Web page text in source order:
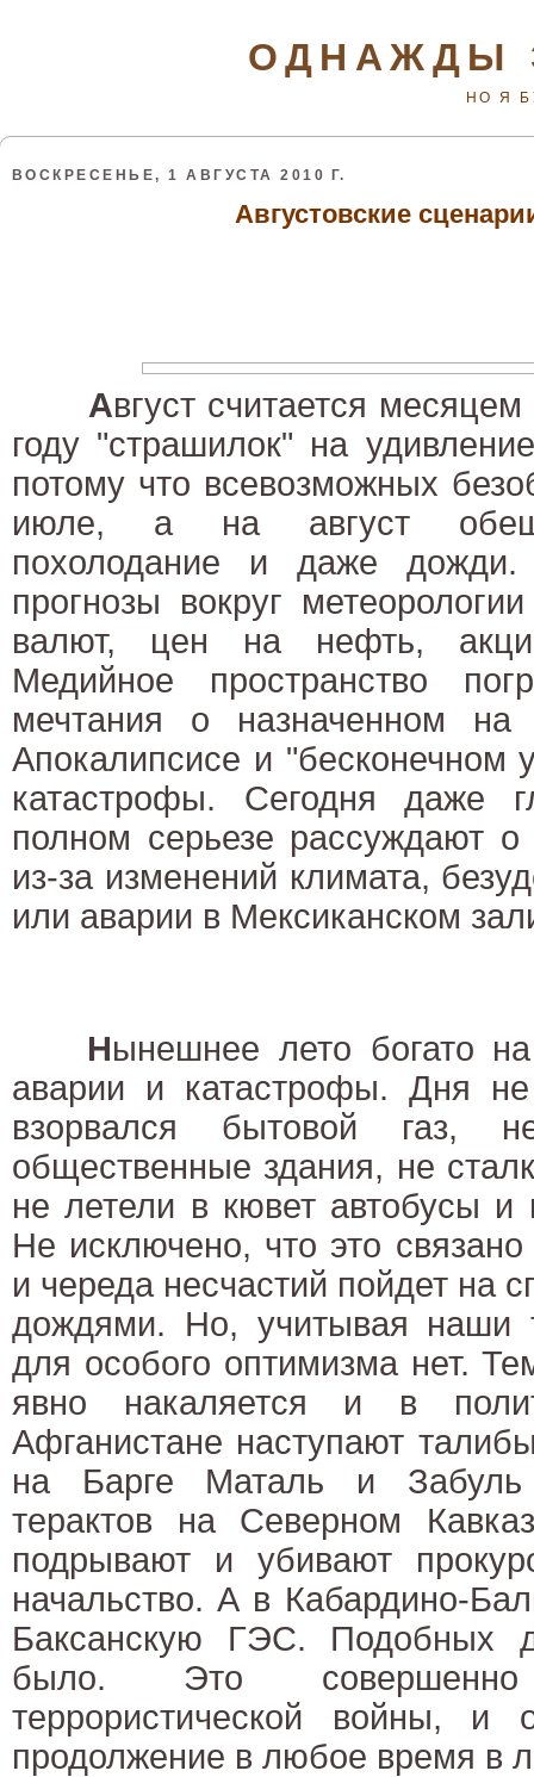
ОДНАЖДЫ
НО Я
ВОСКРЕСЕНЬЕ, 1 АВГУСТА 2010 Г.
Августовские
Август считается
году "страшилок" на
потому что всевозможных
июле, а на август
похолодание и даже дожди.
прогнозы вокруг
валют, цен на нефть,
Медийное пространство
мечтания о назначенном
Апокалипсисе и "бесконечном
катастрофы. Сегодня даже
полном серьезе рассуждают о
из-за изменений климата,
или аварии в Мексиканском
Нынешнее лето богато
аварии и катастрофы. Дня
взорвался бытовой газ,
общественные здания, не
не летели в кювет автобусы
Не исключено, что это
и череда несчастий пойдет на
дождями. Но, учитывая наши
для особого оптимизма нет.
явно накаляется и в
Афганистане наступают
на Барге Маталь и Забуль
терактов на Северном
подрывают и убивают
начальство. А в Кабардино-
Баксанскую ГЭС. Подобных
было. Это
террористической войны, и
продолжение в любое время в